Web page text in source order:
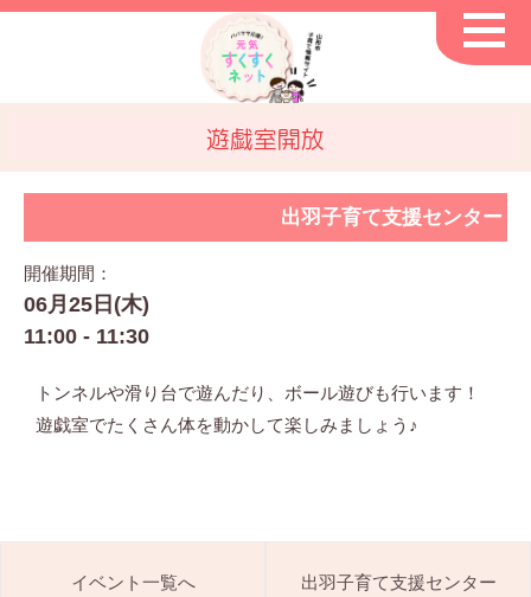
遊戯室開放
出羽子育て支援センター
開催期間：
06月25日(木)
11:00 - 11:30
トンネルや滑り台で遊んだり、ボール遊びも行います！
遊戯室でたくさん体を動かして楽しみましょう♪
イベント一覧へ 出羽子育て支援センター